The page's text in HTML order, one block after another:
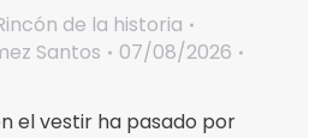
de la historia
Santos
07/08/2026
el vestir ha pasado por